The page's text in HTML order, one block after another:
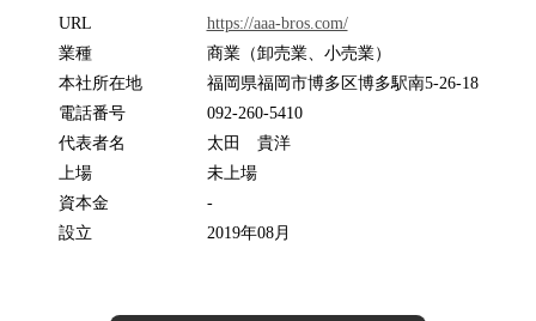
URL
https://aaa-bros.com/
業種
商業（卸売業、小売業）
本社所在地
福岡県福岡市博多区博多駅南5-26-18
電話番号
092-260-5410
代表者名
太田 貴洋
上場
未上場
資本金
-
設立
2019年08月